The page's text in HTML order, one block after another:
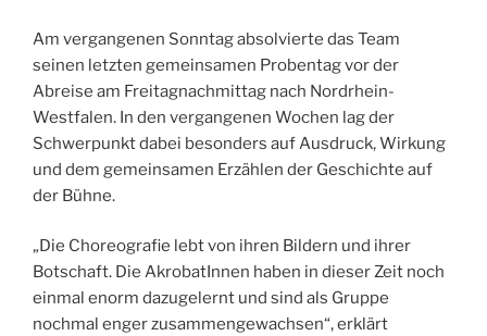
Am vergangenen Sonntag absolvierte das Team
seinen letzten gemeinsamen Probentag vor der
Abreise am Freitagnachmittag nach Nordrhein-
Westfalen. In den vergangenen Wochen lag der
Schwerpunkt dabei besonders auf Ausdruck, Wirkung
und dem gemeinsamen Erzählen der Geschichte auf
der Bühne.
„Die Choreografie lebt von ihren Bildern und ihrer
Botschaft. Die AkrobatInnen haben in dieser Zeit noch
einmal enorm dazugelernt und sind als Gruppe
nochmal enger zusammengewachsen“, erklärt